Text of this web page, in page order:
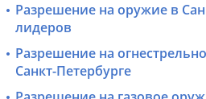
Разрешение на оружие в
лидеров
Разрешение на
Санкт-Петербурге